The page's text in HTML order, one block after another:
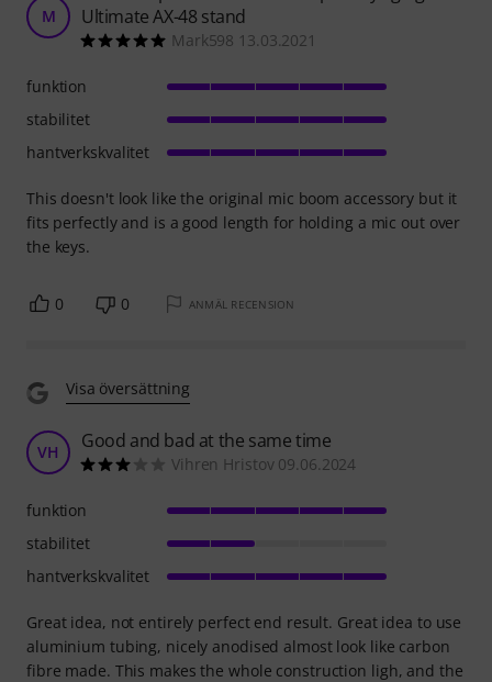
M
Ultimate AX-48 stand
Mark598 13.03.2021
This doesn't look like the original mic boom accessory but it
fits perfectly and is a good length for holding a mic out over
the keys.
funktion
stabilitet
hantverkskvalitet
0 0 ANMÄL RECENSION
Visa översättning
VH Good and bad at the same time
Vihren Hristov 09.06.2024
Great idea, not entirely perfect end result. Great idea to use
aluminium tubing, nicely anodised almost look like carbon
fibre made. This makes the whole construction ligh, and the
funktion
stabilitet
hantverkskvalitet